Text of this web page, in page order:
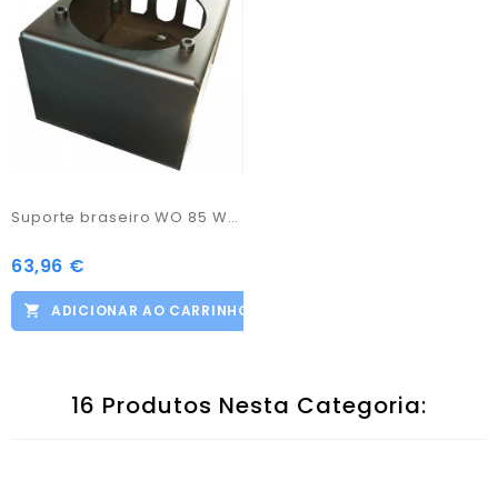
Suporte braseiro WO 85 WO115 WO135
Preço
63,96 €
ADICIONAR AO CARRINHO
16 Produtos Nesta Categoria: